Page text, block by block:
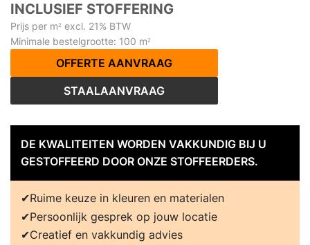
INCLUSIEF STOFFERING
Prijs per m2 excl. 21% BTW
Minimale bestelgrootte: 100 m2
OFFERTE AANVRAAG
STAALAANVRAAG
DE KWALITEITEN WORDEN VAKKUNDIG BIJ U
GESTOFFEERD DOOR ONZE STOFFEERDERS.
Ruime keuze in kleuren en materialen
Persoonlijk gesprek op jouw locatie
Creatief en vakkundig advies